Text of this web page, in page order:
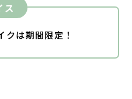
ス
は期間限定！